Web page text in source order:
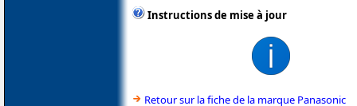
Instructions de mise à jour
Retour sur la fiche de la marque Panasonic